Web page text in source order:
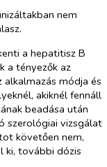
nem
a hepatitisz B
a tényezők az
alkalmazás módja és
akiknél fennáll
beadása után
szerológiai vizsgálat
követően nem,
ki, további dózis